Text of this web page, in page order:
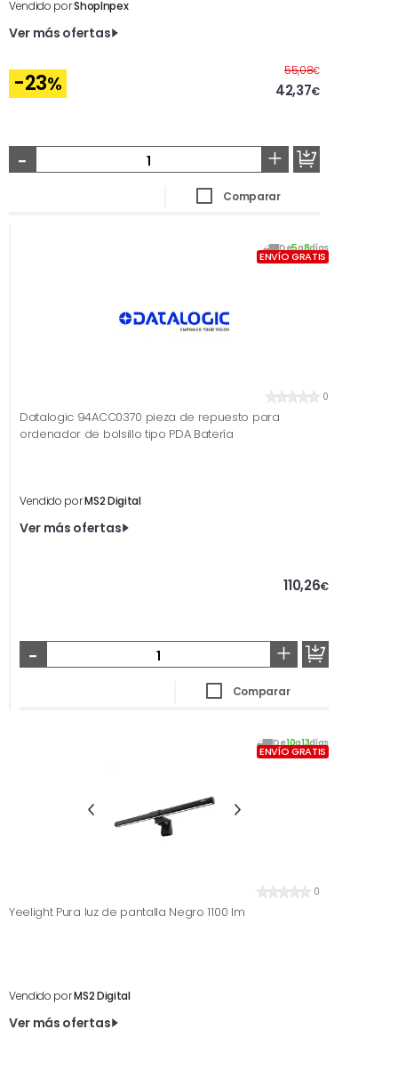
Vendido porShopInpex
Ver más ofertas
-23%
55,08€Antes
42,37€
- +
Comparar
De5a8días
ENVÍO GRATIS
0
Datalogic 94ACC0370 pieza de repuesto para
ordenador de bolsillo tipo PDA Batería
Vendido porMS2 Digital
Ver más ofertas
110,26€
- +
Comparar
De10a13días
ENVÍO GRATIS
0
Yeelight Pura luz de pantalla Negro 1100 lm
Vendido porMS2 Digital
Ver más ofertas